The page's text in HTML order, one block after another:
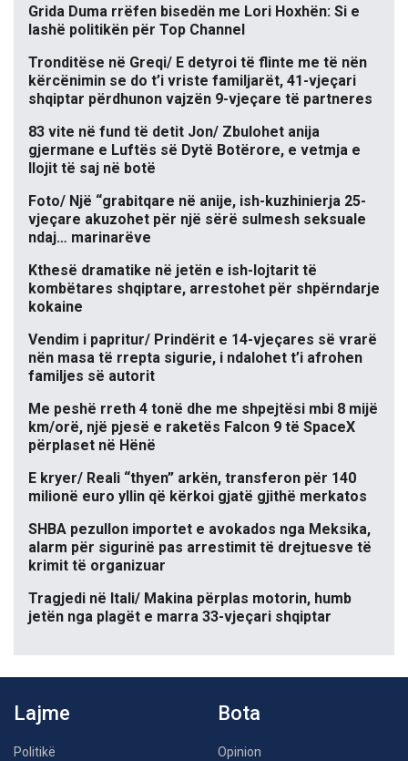
Grida Duma rrëfen bisedën me Lori Hoxhën: Si e
lashë politikën për Top Channel
Tronditëse në Greqi/ E detyroi të flinte me të nën
kërcënimin se do t’i vriste familjarët, 41-vjeçari
shqiptar përdhunon vajzën 9-vjeçare të partneres
83 vite në fund të detit Jon/ Zbulohet anija
gjermane e Luftës së Dytë Botërore, e vetmja e
llojit të saj në botë
Foto/ Një “grabitqare në anije, ish-kuzhinierja 25-
vjeçare akuzohet për një sërë sulmesh seksuale
ndaj… marinarëve
Kthesë dramatike në jetën e ish-lojtarit të
kombëtares shqiptare, arrestohet për shpërndarje
kokaine
Vendim i papritur/ Prindërit e 14-vjeçares së vrarë
nën masa të rrepta sigurie, i ndalohet t’i afrohen
familjes së autorit
Me peshë rreth 4 tonë dhe me shpejtësi mbi 8 mijë
km/orë, një pjesë e raketës Falcon 9 të SpaceX
përplaset në Hënë
E kryer/ Reali “thyen” arkën, transferon për 140
milionë euro yllin që kërkoi gjatë gjithë merkatos
SHBA pezullon importet e avokados nga Meksika,
alarm për sigurinë pas arrestimit të drejtuesve të
krimit të organizuar
Tragjedi në Itali/ Makina përplas motorin, humb
jetën nga plagët e marra 33-vjeçari shqiptar
Lajme
Politikë
Bota
Opinion